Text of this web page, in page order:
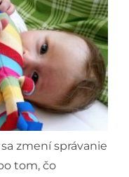
zmení správanie
tom, čo